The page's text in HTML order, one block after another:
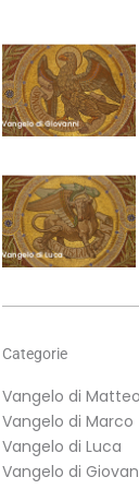
Categorie
Vangelo di Matteo
Vangelo di Marco
Vangelo di Luca
Vangelo di